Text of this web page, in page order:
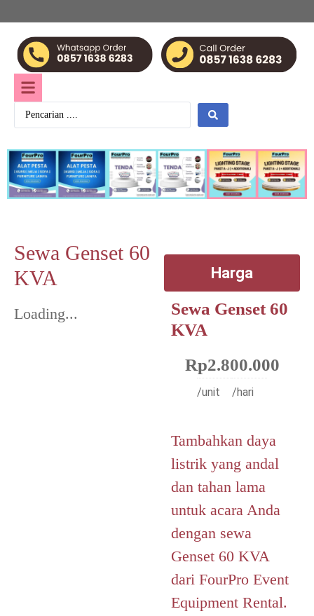
Sewa Genset 60
KVA
Loading...
Harga
Sewa Genset 60
KVA
Rp2.800.000
/unit /hari
Tambahkan daya
listrik yang andal
dan tahan lama
untuk acara Anda
dengan sewa
Genset 60 KVA
dari FourPro Event
Equipment Rental.